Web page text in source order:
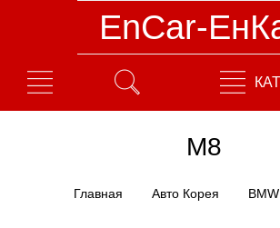
EnCar-
M8
Главная Авто Корея BMW